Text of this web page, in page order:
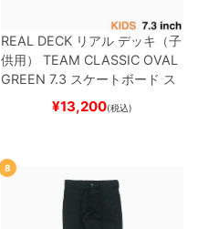
REAL DECK リアル デッキ（子
供用）
TEAM CLASSIC OVAL
GREEN 7.3 スケートボード ス
¥13,200(税込)
8